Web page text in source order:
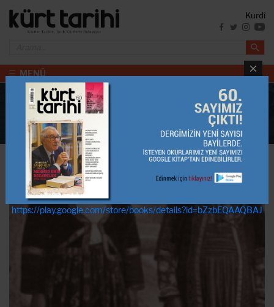
Kurdî
MENÜ
DERGİ İÇERİKLERİ
Anasayfa Dergi̇ İ̇çeri̇kleri̇
Toplam İçerik: 157
https://play.google.com/store/books/details?id=bZzbEQAAQBAJ